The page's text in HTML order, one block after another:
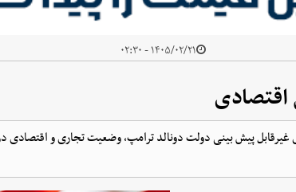
۱۴۰۵/۰۲/۲۱ - ۰۲:۳۰
اقتصادی
پیش بینی دولت دونالد ترامپ، وضعیت تجاری و اقتصادی